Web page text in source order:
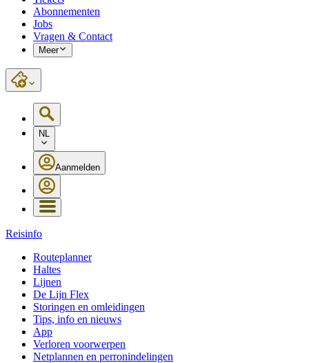
Abonnementen
Jobs
Vragen & Contact
Meer
NL
Aanmelden
Reisinfo
Routeplanner
Haltes
Lijnen
De Lijn Flex
Storingen en omleidingen
Tips, info en nieuws
App
Verloren voorwerpen
Netplannen en perronindelingen